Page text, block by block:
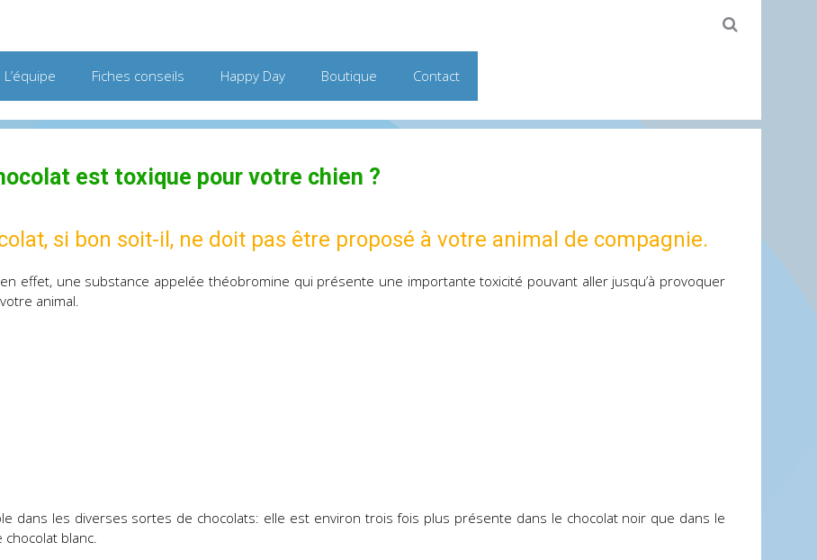
L’équipe Fiches conseils Happy Day Boutique Contact
est toxique pour votre chien ?
si bon soit-il, ne doit pas être proposé à votre animal de compagnie.
effet, une substance appelée théobromine qui présente une importante toxicité pouvant aller jusqu’à provoquer
animal.
dans les diverses sortes de chocolats: elle est environ trois fois plus présente dans le chocolat noir que dans le
blanc.